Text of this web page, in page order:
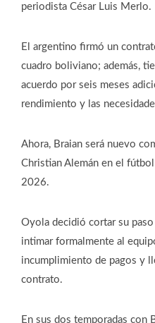
periodista César Luis Merlo.
El argentino firmó un
cuadro boliviano; además,
acuerdo por seis meses
rendimiento y las
Ahora, Braian será nuevo
Christian Alemán en el
2026.
Oyola decidió cortar su
intimar formalmente al
incumplimiento de pagos y
contrato.
En sus dos temporadas con